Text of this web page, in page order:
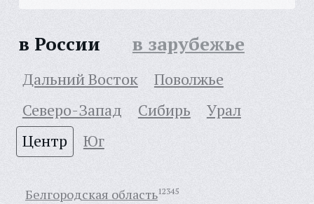
в России в зарубежье
Дальний Восток
Поволжье
Северо-Запад
Сибирь
Урал
Центр
Юг
Белгородская область12345